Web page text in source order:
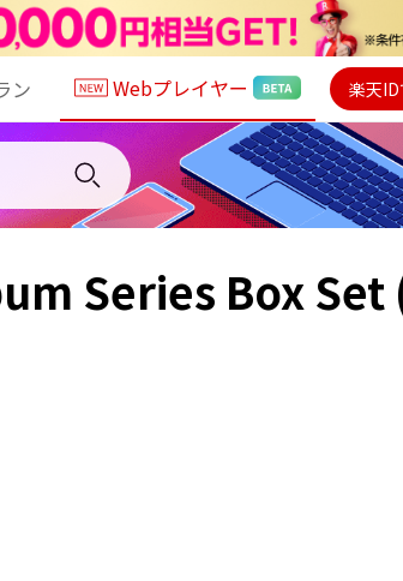
ン Webプレイヤー 楽天
Series Box Set